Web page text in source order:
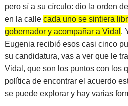
pero sí a su círculo: dio la orden
en la calle cada uno se sintiera
gobernador y acompañar a Vidal .
Eugenia recibió esos casi cinco
su candidatura, vas a ver que le
Vidal, que son los puntos con los
política de encontrar el acuerdo
se puede explorar y hay varias